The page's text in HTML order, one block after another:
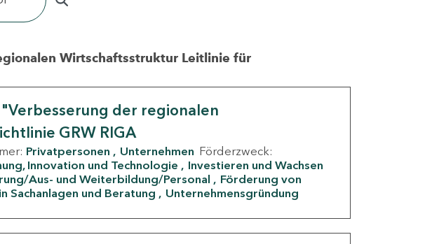
Wirtschaftsstruktur Leitlinie für
der regionalen
GRW RIGA
Privatpersonen Unternehmen Förderzweck:
Innovation und Technologie
Investieren und Wachsen
Aus- und Weiterbildung/Personal
Förderung von
Sachanlagen und Beratung Unternehmensgründung